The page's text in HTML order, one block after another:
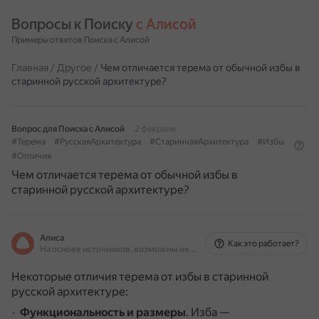
Вопросы к Поиску с Алисой
Примеры ответов Поиска с Алисой
Главная / Другое / Чем отличается терема от обычной избы в
старинной русской архитектуре?
Вопрос для Поиска с Алисой
2 февраля
#Терема
#РусскаяАрхитектура #СтариннаяАрхитектура
#Избы
#Отличия
Чем отличается терема от обычной избы в
старинной русской архитектуре?
Алиса
На основе источников, возможны неточности
Как это работает?
Некоторые отличия терема от избы в старинной
русской архитектуре:
Функциональность и размеры. Изба —